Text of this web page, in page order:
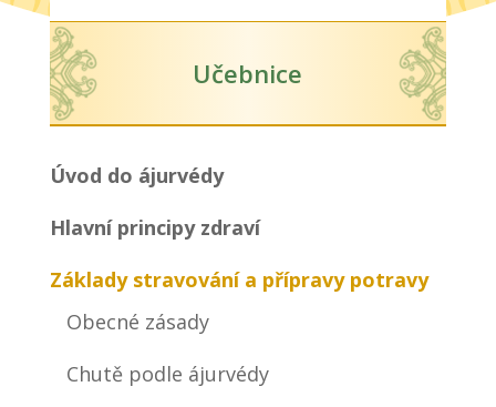
Učebnice
Úvod do ájurvédy
Hlavní principy zdraví
Základy stravování a přípravy potravy
Obecné zásady
Chutě podle ájurvédy